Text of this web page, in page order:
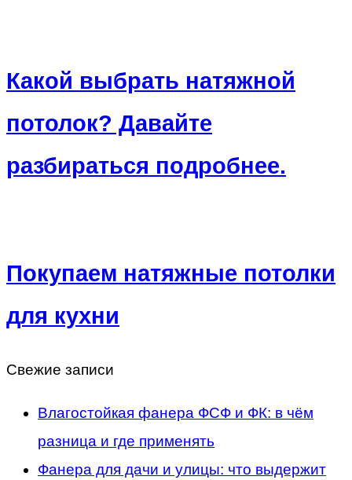
Какой выбрать натяжной
потолок? Давайте
разбираться подробнее.
Покупаем натяжные потолки
для кухни
Свежие записи
Влагостойкая фанера ФСФ и ФК: в чём
разница и где применять
Фанера для дачи и улицы: что выдержит